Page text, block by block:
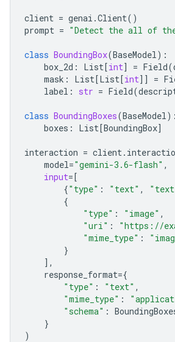
client = genai .Client()
prompt = "Detect the all of the
class BoundingBox(BaseModel):
box_2d : List[int] = Field(
mask : List[List[int]] =
label : str = Field(
class BoundingBoxes(BaseModel):
boxes : List[BoundingBox]
interaction = client.
model="gemini-3.6-flash" ,
input=[
{"type" : "text" ,
{
"type" : "image" ,
"uri" :
"https://
"mime_type" :
}
],
response_format={
"type" : "text" ,
"mime_type" :
"schema" :
}
)